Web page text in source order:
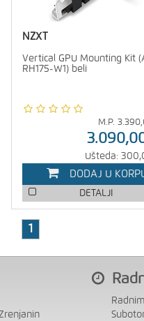
NZXT
Vertical GPU Mounting Kit
RH175-W1) beli
M.P.
Ušteda:
DODAJ U
DETALJI
1